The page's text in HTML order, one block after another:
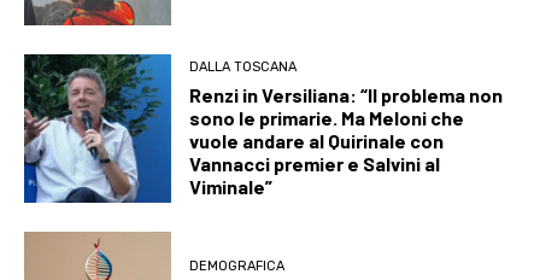
DALLA TOSCANA
Renzi in Versiliana: “Il problema non
sono le primarie. Ma Meloni che
vuole andare al Quirinale con
Vannacci premier e Salvini al
Viminale”
DEMOGRAFICA